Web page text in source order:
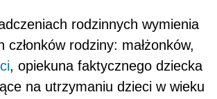
rodzinnych wymienia
członków rodziny: małżonków,
, opiekuna faktycznego dziecka
na utrzymaniu dzieci w wieku